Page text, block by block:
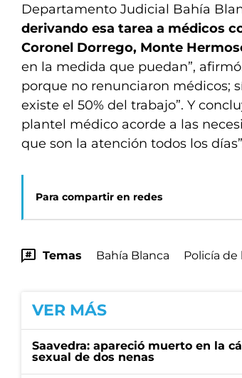
Departamento Judicial Bahía
derivando esa tarea a médicos
Coronel Dorrego, Monte
en la medida que puedan”,
porque no renunciaron médicos;
existe el 50% del trabajo”. Y
plantel médico acorde a las
que son la atención todos los
Para compartir en redes
Temas Bahía Blanca Policía de
VER MÁS
Saavedra: apareció muerto en la
sexual de dos nenas